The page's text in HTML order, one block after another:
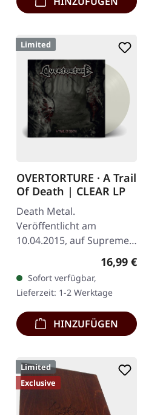
Preis:
Limited
OVERTORTURE · A Trail
Of Death | CLEAR LP
Death Metal.
Veröffentlicht am
10.04.2015, auf Supreme
Transparentes Vinyl mit
Insert. Limitiert auf 100
handnummerierte
Exemplare.…
16,99 €
Sofort verfügbar,
Lieferzeit: 1-2 Werktage
HINZUFÜGEN
Limited
Exclusive